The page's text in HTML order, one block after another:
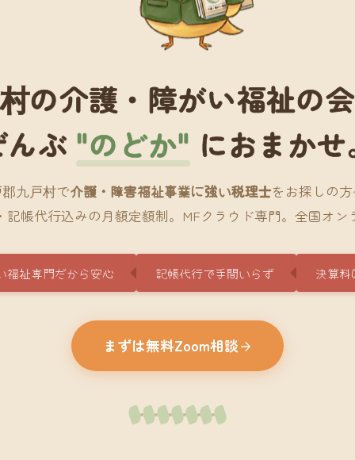
の介護・障がい福祉の会
ぶ "のどか" におまかせ
九戸村で介護・障害福祉事業に強い税理士をお探しの方
記帳代行込みの月額定額制。MFクラウド専門。全国オン
福祉専門だから安心 記帳代行で手間いらず 決算料
まずは無料Zoom相談